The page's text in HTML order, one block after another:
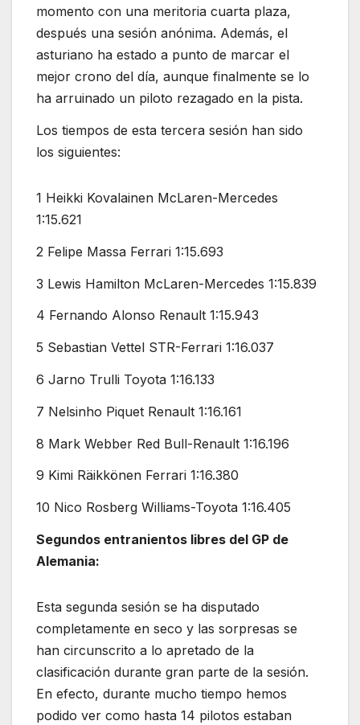
momento con una meritoria cuarta plaza,
después una sesión anónima. Además, el
asturiano ha estado a punto de marcar el
mejor crono del día, aunque finalmente se lo
ha arruinado un piloto rezagado en la pista.
Los tiempos de esta tercera sesión han sido
los siguientes:
1 Heikki Kovalainen McLaren-Mercedes
1:15.621
2 Felipe Massa Ferrari 1:15.693
3 Lewis Hamilton McLaren-Mercedes 1:15.839
4 Fernando Alonso Renault 1:15.943
5 Sebastian Vettel STR-Ferrari 1:16.037
6 Jarno Trulli Toyota 1:16.133
7 Nelsinho Piquet Renault 1:16.161
8 Mark Webber Red Bull-Renault 1:16.196
9 Kimi Räikkönen Ferrari 1:16.380
10 Nico Rosberg Williams-Toyota 1:16.405
Segundos entranientos libres del GP de
Alemania:
Esta segunda sesión se ha disputado
completamente en seco y las sorpresas se
han circunscrito a lo apretado de la
clasificación durante gran parte de la sesión.
En efecto, durante mucho tiempo hemos
podido ver como hasta 14 pilotos estaban